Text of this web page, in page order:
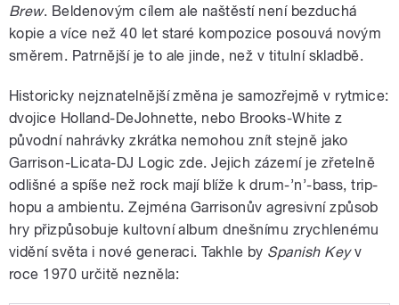
pause
Brew. Beldenovým cílem ale naštěstí není bezduchá
kopie a více než 40 let staré kompozice posouvá novým
směrem. Patrnější je to ale jinde, než v titulní skladbě.
Historicky nejznatelnější změna je samozřejmě v rytmice:
dvojice Holland-DeJohnette, nebo Brooks-White z
původní nahrávky zkrátka nemohou znít stejně jako
Garrison-Licata-DJ Logic zde. Jejich zázemí je zřetelně
odlišné a spíše než rock mají blíže k drum-’n’-bass, trip-
hopu a ambientu. Zejména Garrisonův agresivní způsob
hry přizpůsobuje kultovní album dnešnímu zrychlenému
vidění světa i nové generaci. Takhle by Spanish Keyv
roce 1970 určitě nezněla: